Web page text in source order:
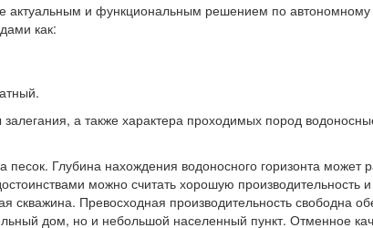
актуальным и функциональным решением по
как:
а также характера проходимых пород
песок. Глубина нахождения водоносного горизонта может
можно считать хорошую производительность
скважина. Превосходная производительность свободна
дом, но и небольшой населенный пункт. Отменное